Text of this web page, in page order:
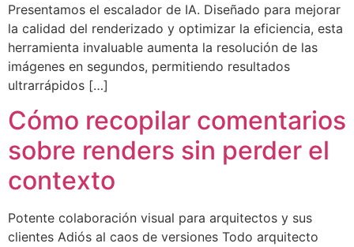
Presentamos el escalador de IA. Diseñado para mejorar
la calidad del renderizado y optimizar la eficiencia, esta
herramienta invaluable aumenta la resolución de las
imágenes en segundos, permitiendo resultados
ultrarrápidos […]
Cómo recopilar comentarios
sobre renders sin perder el
contexto
Potente colaboración visual para arquitectos y sus
clientes Adiós al caos de versiones Todo arquitecto